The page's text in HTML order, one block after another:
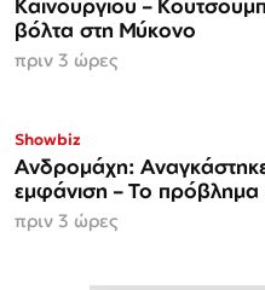
Καινούργιου –
βόλτα στη Μύκονο
πριν 3 ώρες
Showbiz
Ανδρομάχη:
εμφάνιση – Το πρόβλημα
πριν 3 ώρες